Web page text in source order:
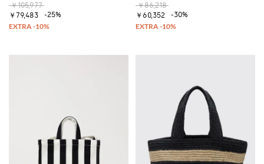
￥105,977
￥79,483
-25%
￥86,218
￥60,352
-30%